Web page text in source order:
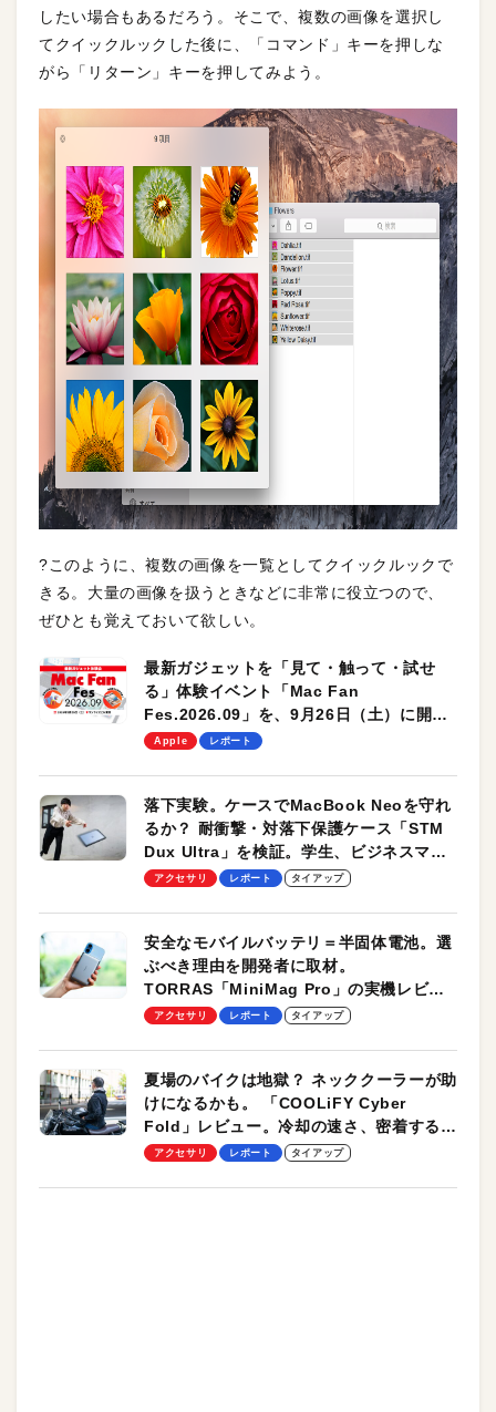
したい場合もあるだろう。そこで、複数の画像を選択し
てクイックルックした後に、「コマンド」キーを押しな
がら「リターン」キーを押してみよう。
?このように、複数の画像を一覧としてクイックルックで
きる。大量の画像を扱うときなどに非常に役立つので、
ぜひとも覚えておいて欲しい。
最新ガジェットを「見て・触って・試せ
る」体験イベント「Mac Fan
Fes.2026.09」を、9月26日（土）に開催
します！
Apple レポート
落下実験。ケースでMacBook Neoを守れ
るか？ 耐衝撃・対落下保護ケース「STM
Dux Ultra」を検証。学生、ビジネスマン
のモバイルユースに最適！
アクセサリ レポート タイアップ
安全なモバイルバッテリ＝半固体電池。選
ぶべき理由を開発者に取材。
TORRAS「MiniMag Pro」の実機レビュ
ーも
アクセサリ レポート タイアップ
夏場のバイクは地獄？ ネッククーラーが助
けになるかも。 「COOLiFY Cyber
Fold」レビュー。冷却の速さ、密着する冷
却プレート、シンプルな操作性がグッド！
アクセサリ レポート タイアップ